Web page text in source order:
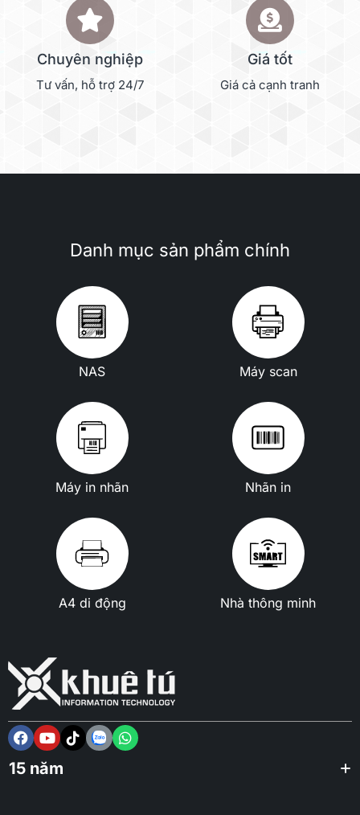
Chuyên nghiệp
Tư vấn, hỗ trợ 24/7
Giá tốt
Giá cả cạnh tranh
Danh mục sản phẩm chính
NAS Máy scan
Máy in nhãn Nhãn in
A4 di động Nhà thông minh
15 năm